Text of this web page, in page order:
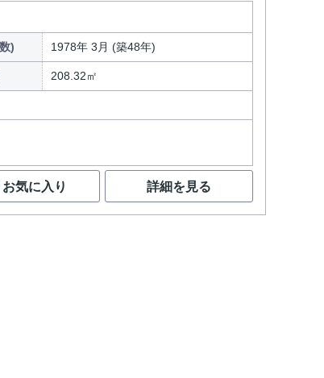
) 1978年 3月 (築48年)
208.32㎡
お気に入り 詳細を見る